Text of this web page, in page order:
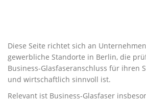
Diese Seite richtet sich an
gewerbliche Standorte in Berlin, die
Business-Glasfaseranschluss für ihren
und wirtschaftlich sinnvoll ist.
Relevant ist Business-Glasfaser